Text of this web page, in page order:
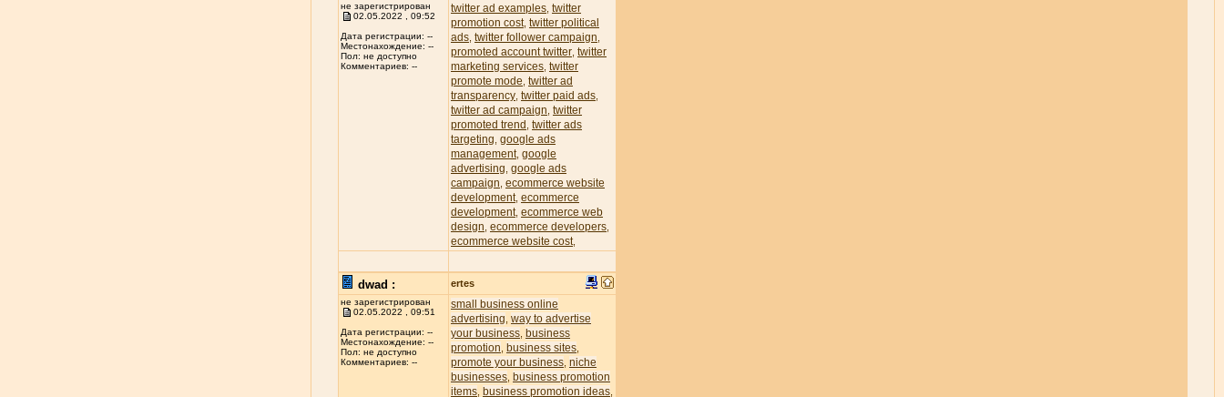
не зарегистрирован
02.05.2022 , 09:52
Дата регистрации: --
Местонахождение: --
Пол: не доступно
Комментариев: --
twitter ad examples twitter
promotion cost, twitter political
ads twitter follower campaign
promoted account twitter twitter
marketing services twitter
promote mode twitter ad
transparency twitter paid ads
twitter ad campaign twitter
promoted trend twitter ads
targeting google ads
management, google
advertising google ads
campaign ecommerce website
development, ecommerce
development, ecommerce web
design ecommerce developers
ecommerce website cost,
dwad : ertes
не зарегистрирован
02.05.2022 , 09:51
Дата регистрации: --
Местонахождение: --
Пол: не доступно
Комментариев: --
small business online
advertising way to advertise
your business business
promotion business sites
promote your business niche
businesses business promotion
items business promotion ideas